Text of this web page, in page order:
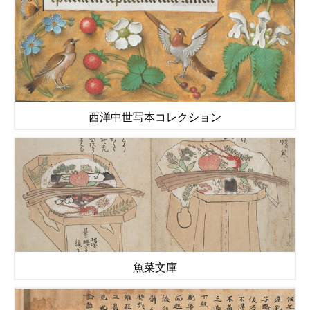
西洋中世写本コレクション
魚菜文庫